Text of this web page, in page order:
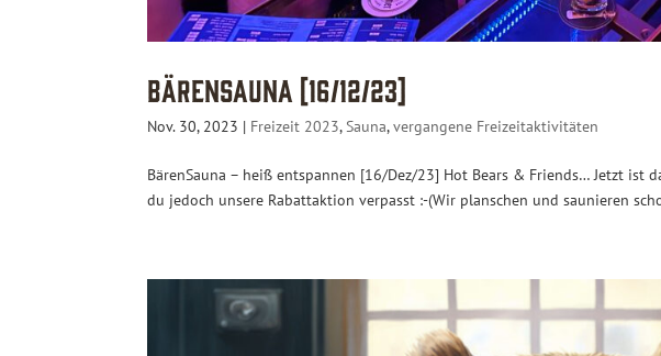
BärenSauna [16/12/23]
Nov. 30, 2023 | Freizeit 2023,Sauna,vergangene Freizeitaktivitäten
BärenSauna – heiß entspannen [16/Dez/23] Hot Bears & Friends… Jetzt ist
du jedoch unsere Rabattaktion verpasst :-(Wir planschen und saunieren